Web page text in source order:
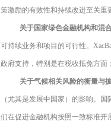
策激励的有效性和持续改进至关重
关于国家绿色金融机构和混
可持续业务和项目的可行性。
政府支持，特别是在税收抵免方面
关于气候相关风险的衡量与
（尤其是发展中国家）的影响。
们在促进金融机构按照一致标准开